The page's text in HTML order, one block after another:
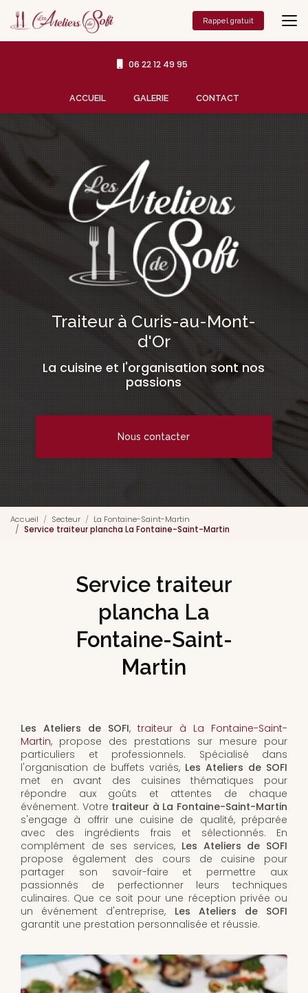
contenu
principal
06 22 12 49 95
ACCUEIL GALERIE CONTACT
Rappel gratuit
Traiteur à Curis-au-Mont-
d'Or
La cuisine et l'organisation sont nos
passions
Nous contacter
Accueil Secteur
La Fontaine-Saint-Martin
Service traiteur plancha La Fontaine-Saint-Martin
Service traiteur
plancha La
Fontaine-Saint-
Martin
Les Ateliers de SOFI, traiteur à La Fontaine-Saint-
Martin, propose des prestations sur mesure pour
particuliers et professionnels. Spécialisé dans
l'organisation de buffets variés, Les Ateliers de SOFI
met en avant des cuisines thématiques pour
répondre aux goûts et attentes de chaque
événement. Votre traiteur à La Fontaine-Saint-Martin
s'engage à offrir une cuisine de qualité, préparée
avec des ingrédients frais et sélectionnés. En
complément de ses services, Les Ateliers de SOFI
propose également des cours de cuisine pour
partager son savoir-faire et permettre aux
passionnés de perfectionner leurs techniques
culinaires. Que ce soit pour une réception privée ou
un événement d'entreprise, Les Ateliers de SOFI
garantit une prestation personnalisée et réussie.